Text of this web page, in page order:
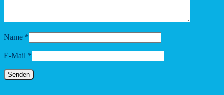
Name *
E-Mail *